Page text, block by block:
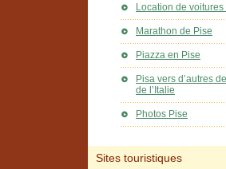
Location de voitures
Marathon de Pise
Piazza en Pise
Pisa vers d’autres
de l’Italie
Photos Pise
Sites touristiques